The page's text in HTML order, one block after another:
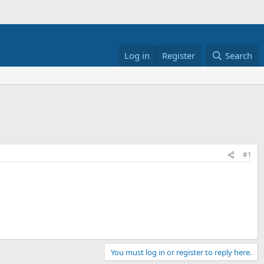
Log in Register Search
#1
You must log in or register to reply here.